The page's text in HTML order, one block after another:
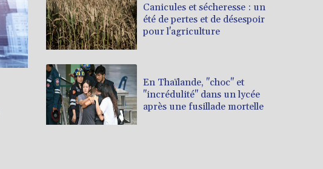
Canicules et sécheresse : un
été de pertes et de désespoir
pour l'agriculture
En Thaïlande, "choc" et
"incrédulité" dans un lycée
après une fusillade mortelle